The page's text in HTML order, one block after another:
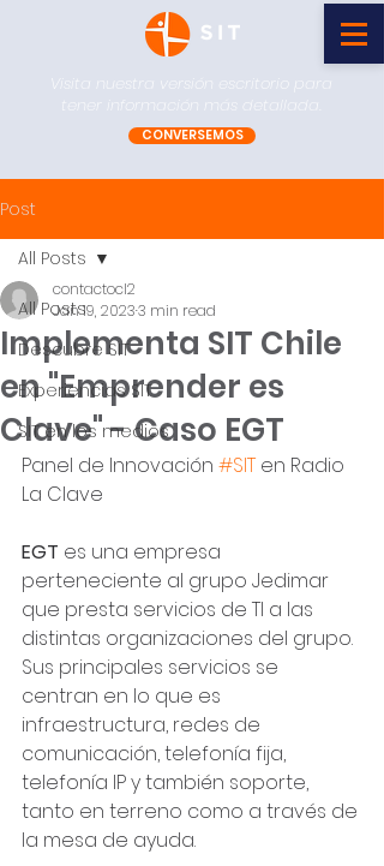
Visita nuestra versión escritorio para
tener información más detallada.
CONVERSEMOS
Post
All Posts
Descubre SIT
Experiencias SIT
SIT en los medios
All Posts
Implementa SIT Chile
en "Emprender es
Clave" - Caso EGT
contactocl2
Jan 19, 20233 min read
Panel de Innovación #SIT en Radio
La Clave
EGT es una empresa
perteneciente al grupo Jedimar
que presta servicios de TI a las
distintas organizaciones del grupo.
Sus principales servicios se
centran en lo que es
infraestructura, redes de
comunicación, telefonía fija,
telefonía IP y también soporte,
tanto en terreno como a través de
la mesa de ayuda.